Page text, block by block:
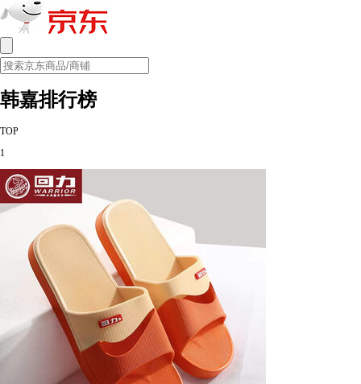
韩嘉排行榜
TOP
1